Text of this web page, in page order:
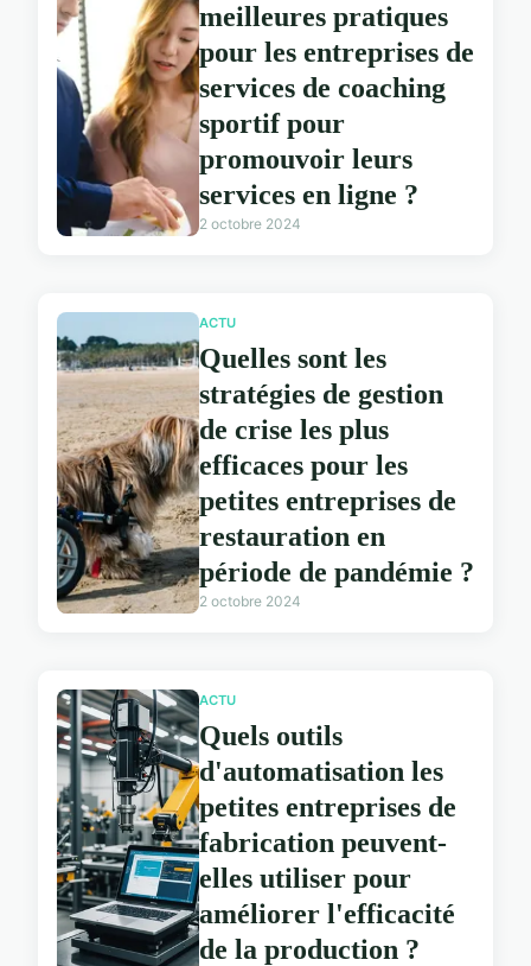
meilleures pratiques
pour les entreprises de
services de coaching
sportif pour
promouvoir leurs
services en ligne ?
2 octobre 2024
ACTU
Quelles sont les
stratégies de gestion
de crise les plus
efficaces pour les
petites entreprises de
restauration en
période de pandémie ?
2 octobre 2024
ACTU
Quels outils
d'automatisation les
petites entreprises de
fabrication peuvent-
elles utiliser pour
améliorer l'efficacité
de la production ?